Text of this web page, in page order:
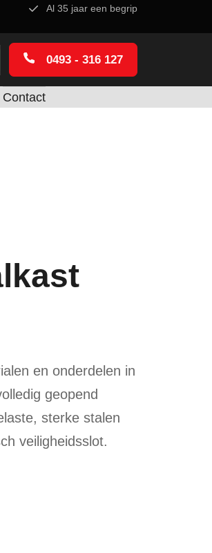
Al 35 jaar een begrip
0493 - 316 127
Contact
en onderdelen in
geopend
sterke stalen
veiligheidsslot.